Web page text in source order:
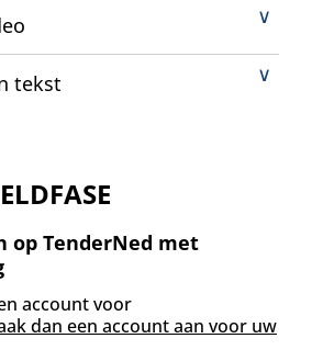
tekst
op TenderNed met
account voor
dan een account aan voor uw